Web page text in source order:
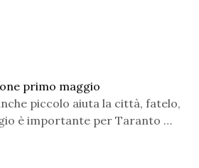
primo maggio
piccolo aiuta la città, fatelo,
è importante per Taranto …